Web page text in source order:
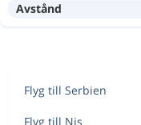
Avstånd
Flyg till Serbien
Flyg till Nis